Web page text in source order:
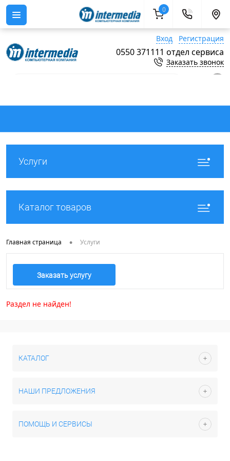
Вход Регистрация
0550 371111 отдел сервиса
Заказать звонок
Услуги
Каталог товаров
Главная страница • Услуги
Заказать услугу
Раздел не найден!
КАТАЛОГ
НАШИ ПРЕДЛОЖЕНИЯ
ПОМОЩЬ И СЕРВИСЫ
0